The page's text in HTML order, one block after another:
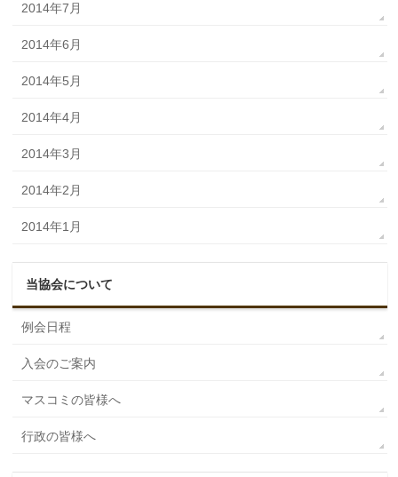
2014年7月
2014年6月
2014年5月
2014年4月
2014年3月
2014年2月
2014年1月
当協会について
例会日程
入会のご案内
マスコミの皆様へ
行政の皆様へ